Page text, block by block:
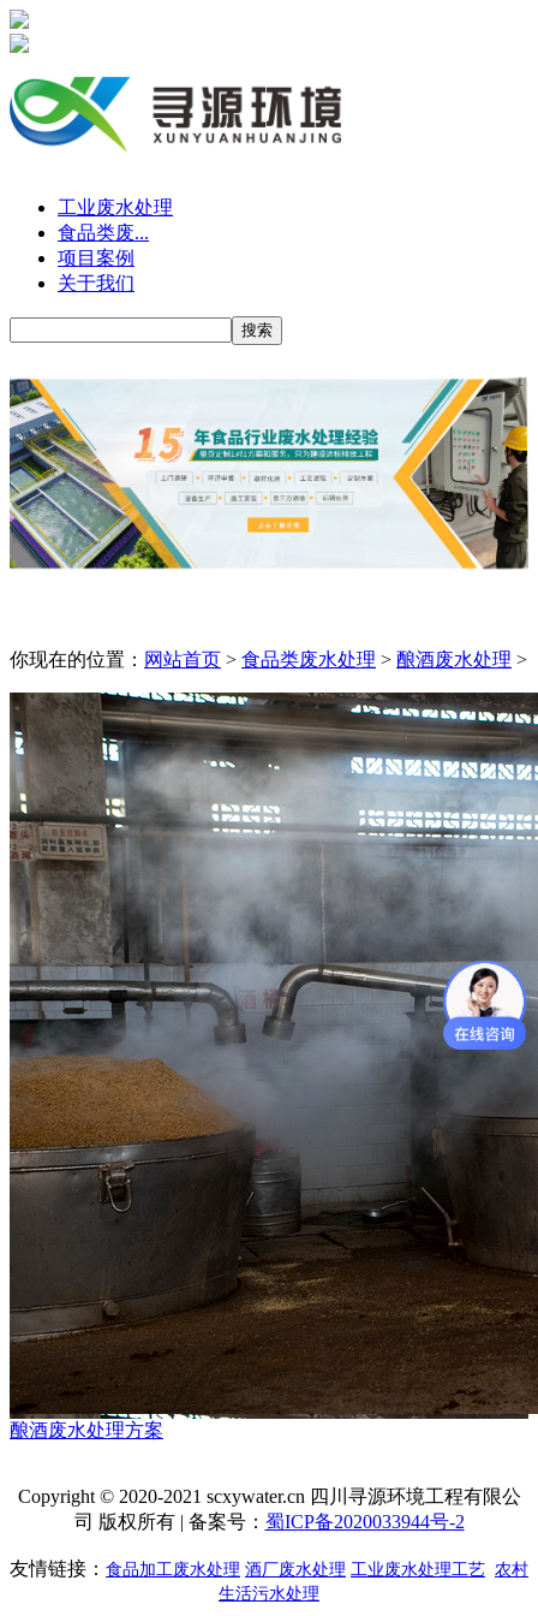
工业废水处理
食品类废...
项目案例
关于我们
你现在的位置： 网站首页 > 食品类废水处理 > 酿酒废水处理 >
酿酒废水处理方案
Copyright © 2020-2021 scxywater.cn 四川寻源环境工程有限公
司 版权所有 | 备案号： 蜀ICP备2020033944号-2
友情链接： 食品加工废水处理 酒厂废水处理 工业废水处理工艺 农村
生活污水处理